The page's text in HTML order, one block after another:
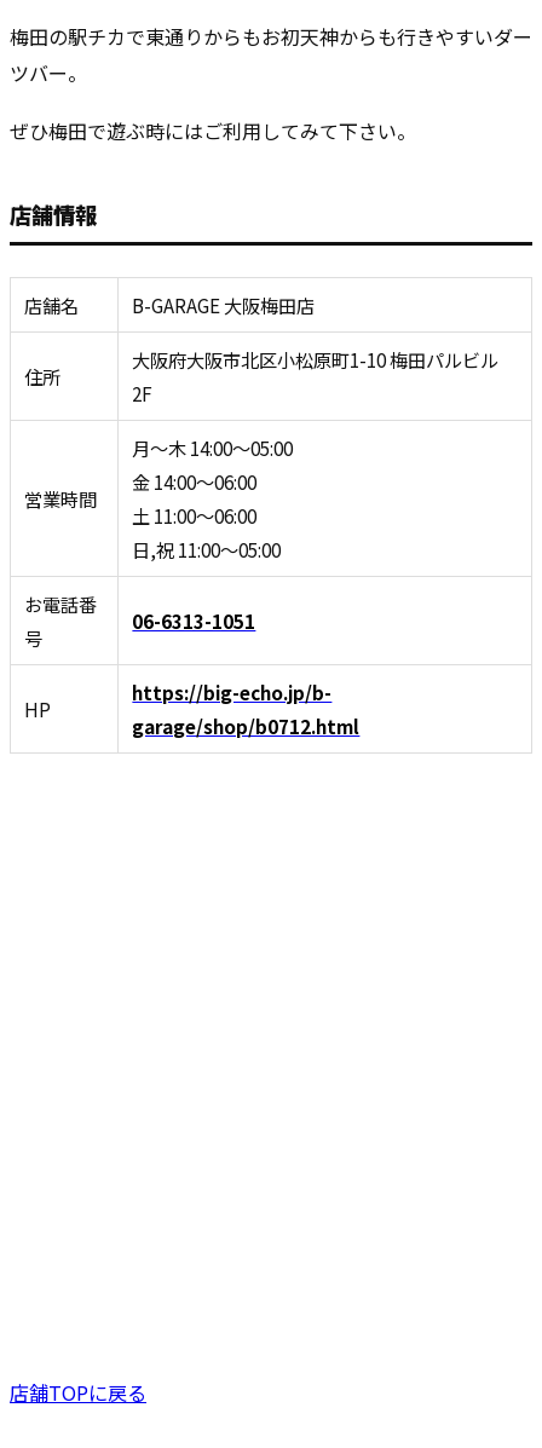
梅田の駅チカで東通りからもお初天神からも行きやすいダー
ツバー。
ぜひ梅田で遊ぶ時にはご利用してみて下さい。
店舗情報
店舗名 B-GARAGE 大阪梅田店
住所
大阪府大阪市北区小松原町1-10 梅田パルビル
2F
営業時間
月～木 14:00～05:00
金 14:00～06:00
土 11:00～06:00
日,祝 11:00～05:00
お電話番
号
06-6313-1051
HP
https://big-echo.jp/b-
garage/shop/b0712.html
店舗TOPに戻る